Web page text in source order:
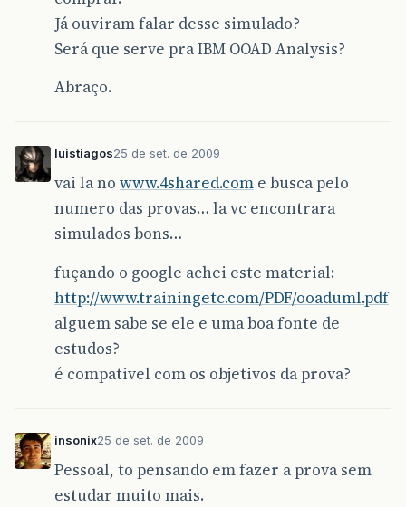
Já ouviram falar desse simulado?
Será que serve pra IBM OOAD Analysis?
Abraço.
luistiagos25 de set. de 2009
vai la no www.4shared.com e busca pelo
numero das provas… la vc encontrara
simulados bons…
fuçando o google achei este material:
http://www.trainingetc.com/PDF/ooaduml.pdf
alguem sabe se ele e uma boa fonte de
estudos?
é compativel com os objetivos da prova?
insonix25 de set. de 2009
Pessoal, to pensando em fazer a prova sem
estudar muito mais.